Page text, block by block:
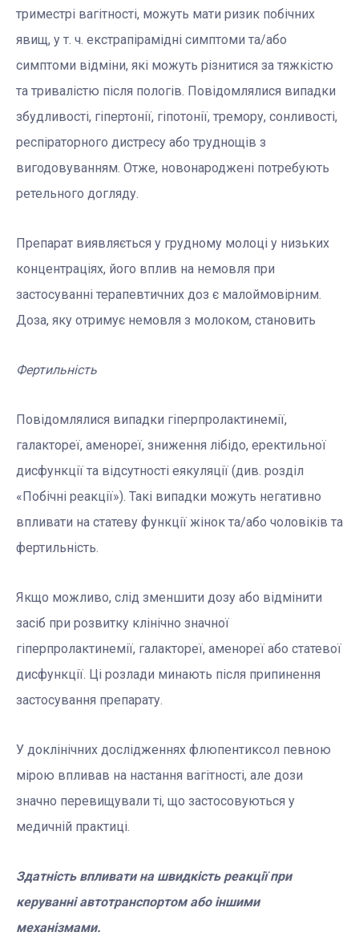
триместрі вагітності, можуть мати ризик побічних
явищ, у т. ч. екстрапірамідні симптоми та/або
симптоми відміни, які можуть різнитися за тяжкістю
та тривалістю після пологів. Повідомлялися випадки
збудливості, гіпертонії, гіпотонії, тремору, сонливості,
респіраторного дистресу або труднощів з
вигодовуванням. Отже, новонароджені потребують
ретельного догляду.
Препарат виявляється у грудному молоці у низьких
концентраціях, його вплив на немовля при
застосуванні терапевтичних доз є малоймовірним.
Доза, яку отримує немовля з молоком, становить
Фертильність
Повідомлялися випадки гіперпролактинемії,
галактореї, аменореї, зниження лібідо, еректильної
дисфункції та відсутності еякуляції (див. розділ
«Побічні реакції»). Такі випадки можуть негативно
впливати на статеву функції жінок та/або чоловіків та
фертильність.
Якщо можливо, слід зменшити дозу або відмінити
засіб при розвитку клінічно значної
гіперпролактинемії, галактореї, аменореї або статевої
дисфункції. Ці розлади минають після припинення
застосування препарату.
У доклінічних дослідженнях флюпентиксол певною
мірою впливав на настання вагітності, але дози
значно перевищували ті, що застосовуються у
медичній практиці.
Здатність впливати на швидкість реакції при
керуванні автотранспортом або іншими
механізмами.